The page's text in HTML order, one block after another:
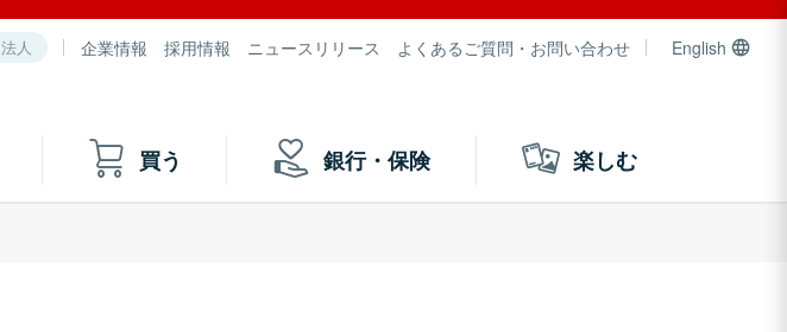
法人 企業情報 採用情報 ニュースリリース よくあるご質問・お問い合わせ English
買う 銀行・保険 楽しむ